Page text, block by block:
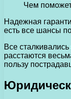
Чем
Надежная
есть все шансы
Все
расстаются
пользу